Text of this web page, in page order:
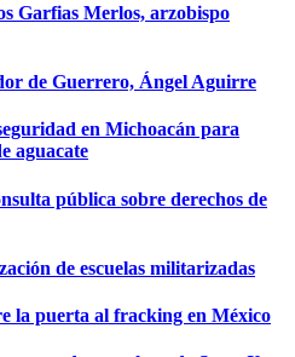
Garfias Merlos, arzobispo
de Guerrero, Ángel Aguirre
en Michoacán para
aguacate
pública sobre derechos de
de escuelas militarizadas
la puerta al fracking en México